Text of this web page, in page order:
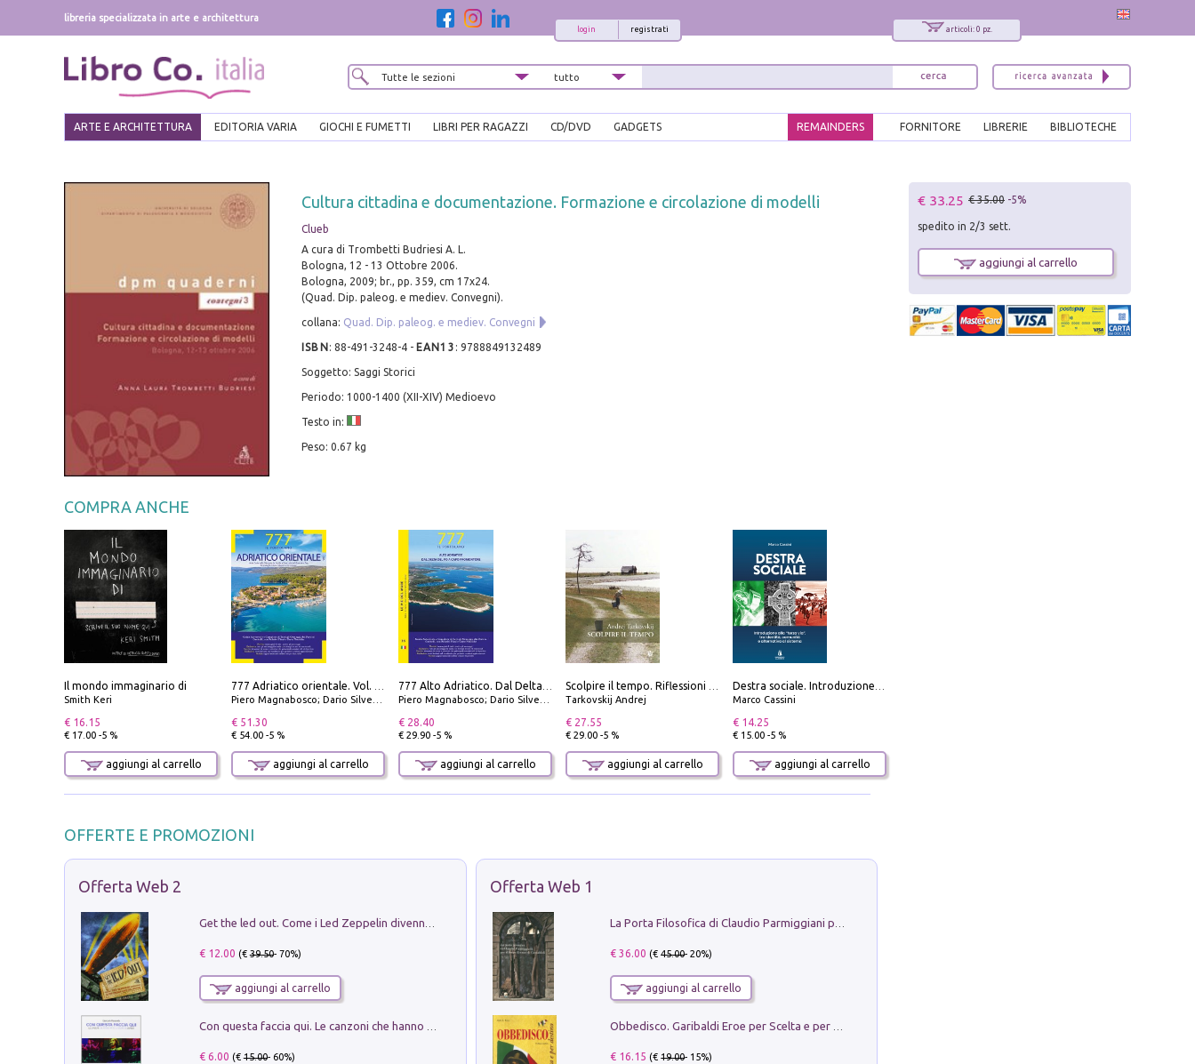
libreria specializzata in arte e architettura
articoli: 0 pz.
registrati
login
ARTE E ARCHITETTURA EDITORIA VARIA GIOCHI E FUMETTI LIBRI PER RAGAZZI CD/DVD GADGETS BIBLIOTECHE
LIBRERIE
FORNITORE
REMAINDERS
Cultura cittadina e documentazione. Formazione e circolazione di modelli
Clueb
A cura di Trombetti Budriesi A. L.
Bologna, 12 - 13 Ottobre 2006.
Bologna, 2009; br., pp. 359, cm 17x24.
(Quad. Dip. paleog. e mediev. Convegni).
collana: Quad. Dip. paleog. e mediev. Convegni
ISBN : 88-491-3248-4- EAN13 : 9788849132489
Soggetto: Saggi Storici
Periodo: 1000-1400 (XII-XIV) Medioevo
Testo in:
Peso: 0.67 kg
COMPRA ANCHE
Il mondo immaginario di
Smith Keri
€ 16.15
€ 17.00 -5 %
aggiungi al carrello
777 Adriatico orientale. Vol. 1: Istria, Costa della Dalmazia da Smrika a Zara, Isole del Quarnaro, Pag, Arcipelaghi di Zara, Sibenico e Incoronate
Piero Magnabosco; Dario Silvestro; Marco Sbrizzi
€ 51.30
€ 54.00 -5 %
aggiungi al carrello
777 Alto Adriatico. Dal Delta del Po a Capo Promontore. Con QR Code
Piero Magnabosco; Dario Silvestro; Marco Sbrizzi
€ 28.40
€ 29.90 -5 %
aggiungi al carrello
Scolpire il tempo. Riflessioni sul cinema.
Tarkovskij Andrej
€ 27.55
€ 29.00 -5 %
aggiungi al carrello
Destra sociale. Introduzione alla «terza via», tra identità, comunità e alternativa al sistema
Marco Cassini
€ 14.25
€ 15.00 -5 %
aggiungi al carrello
OFFERTE E PROMOZIONI
Offerta Web 2
€ 12.00 (€39.50- 70%)
aggiungi al carrello
Con questa faccia qui. Le canzoni che hanno fatto la storia di Ligabue
€ 6.00 (€15.00- 60%)
Offerta Web 1
€ 36.00 (€45.00- 20%)
aggiungi al carrello
Obbedisco. Garibaldi Eroe per Scelta e per Destino
€ 16.15 (€19.00- 15%)
€ 33.25 € 35.00 -5%
spedito in 2/3 sett.
aggiungi al carrello